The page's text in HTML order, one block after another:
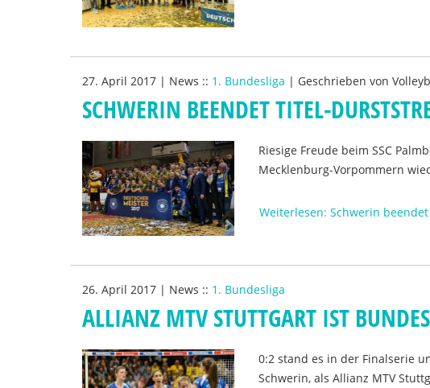
27. April 2017 | News :: 1. Bundesliga | Geschrieben von
SCHWERIN BEENDET TITEL-
Riesige Freude beim SSC
Mecklenburg-Vorpommern
Weiterlesen: Schwerin
26. April 2017 | News :: 1. Bundesliga
ALLIANZ MTV STUTTGART IST
0:2 stand es in der Finalserie
Schwerin, als Allianz MTV